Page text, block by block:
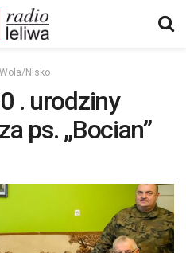
Nisko
. urodziny
ps. „Bocian”